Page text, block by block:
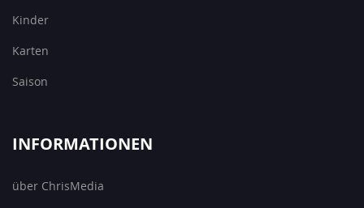
Kinder
Karten
Saison
INFORMATIONEN
über ChrisMedia